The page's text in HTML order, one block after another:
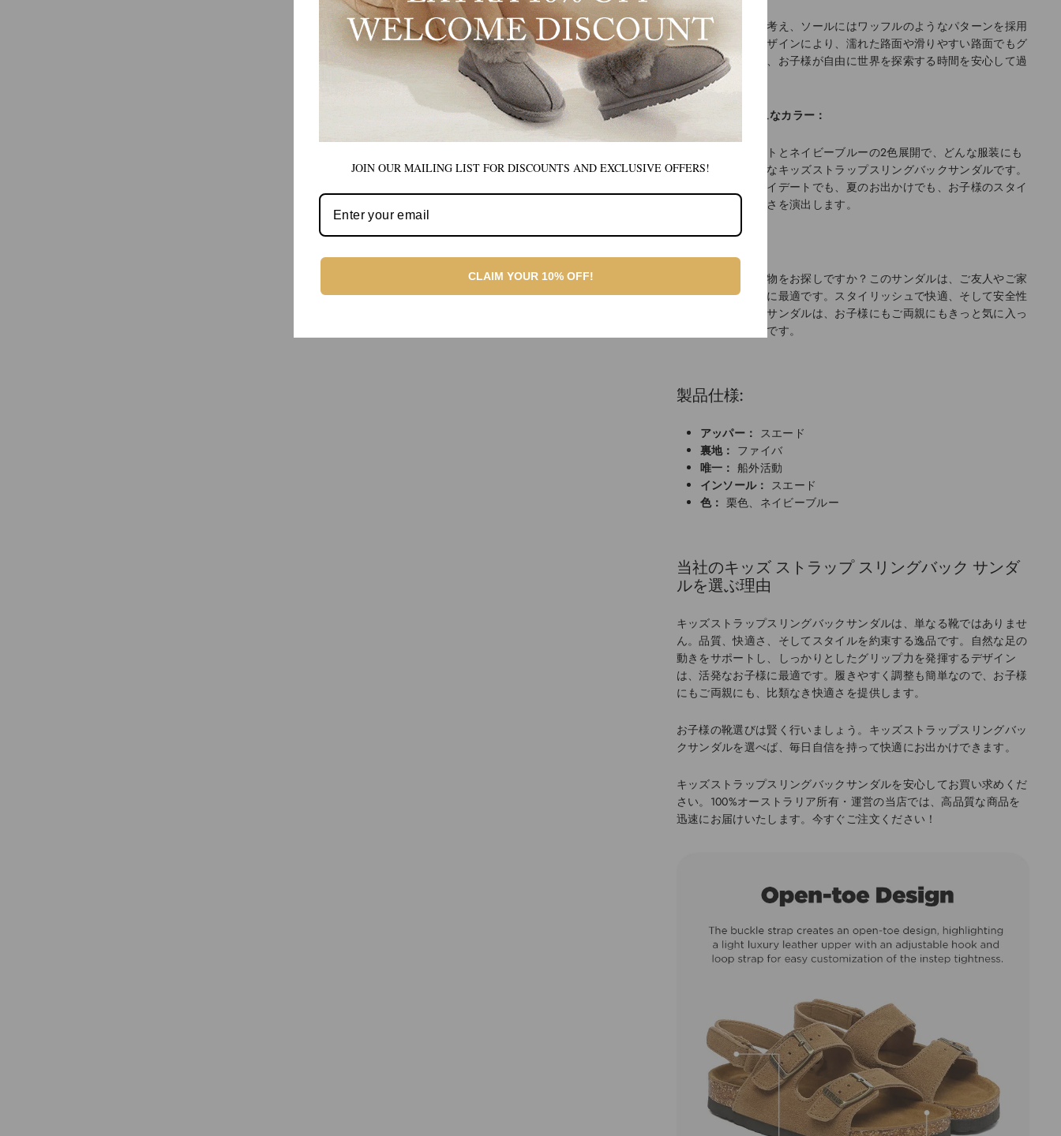
安全性を最優先に考え、ソールにはワッフルのようなパターンを採用
しました。このデザインにより、濡れた路面や滑りやすい路面でもグ
リップ力が向上し、お子様が自由に世界を探索する時間を安心して過
ごせます。
5. スタイリッシュなカラー：
定番のチェスナットとネイビーブルーの2色展開で、どんな服装にも
合わせやすい万能なキッズストラップスリングバックサンダルです。
カジュアルなプレイデートでも、夏のお出かけでも、お子様のスタイ
リッシュさと快適さを演出します。
6. 完璧な贈り物:
心のこもった贈り物をお探しですか？このサンダルは、ご友人やご家
族へのプレゼントに最適です。スタイリッシュで快適、そして安全性
を兼ね備えたこのサンダルは、お子様にもご両親にもきっと気に入っ
ていただけるはずです。
製品仕様:
アッパー： スエード
裏地： ファイバ
唯一： 船外活動
インソール： スエード
色： 栗色、ネイビーブルー
当社のキッズ ストラップ スリングバック サンダ
ルを選ぶ理由
キッズストラップスリングバックサンダルは、単なる靴ではありませ
ん。品質、快適さ、そしてスタイルを約束する逸品です。自然な足の
動きをサポートし、しっかりとしたグリップ力を発揮するデザイン
は、活発なお子様に最適です。履きやすく調整も簡単なので、お子様
にもご両親にも、比類なき快適さを提供します。
お子様の靴選びは賢く行いましょう。キッズストラップスリングバッ
クサンダルを選べば、毎日自信を持って快適にお出かけできます。
キッズストラップスリングバックサンダルを安心してお買い求めくだ
さい。100%オーストラリア所有・運営の当店では、高品質な商品を
迅速にお届けいたします。今すぐご注文ください！
JOIN OUR MAILING LIST FOR DISCOUNTS AND EXCLUSIVE OFFERS!
CLAIM YOUR 10% OFF!